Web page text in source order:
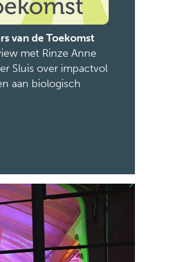
van de Toekomst
met Rinze Anne
Sluis over impactvol
aan biologisch